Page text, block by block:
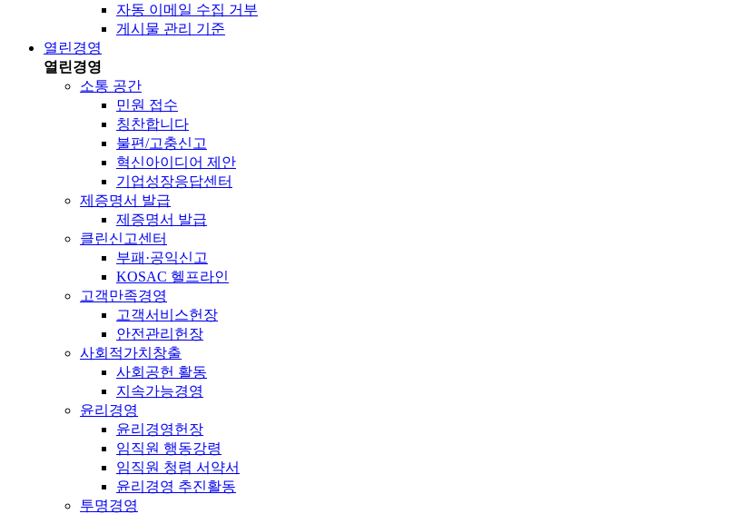
자동 이메일 수집 거부
게시물 관리 기준
열린경영
열린경영
소통 공간
민원 접수
칭찬합니다
불편/고충신고
혁신아이디어 제안
기업성장응답센터
제증명서 발급
제증명서 발급
클린신고센터
부패·공익신고
KOSAC 헬프라인
고객만족경영
고객서비스헌장
안전관리헌장
사회적가치창출
사회공헌 활동
지속가능경영
윤리경영
윤리경영헌장
임직원 행동강령
임직원 청렴 서약서
윤리경영 추진활동
투명경영